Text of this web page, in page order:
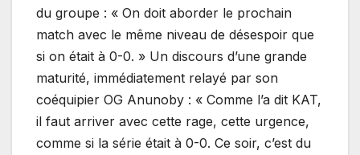
du groupe : « On doit aborder le prochain
match avec le même niveau de désespoir que
si on était à 0-0. » Un discours d’une grande
maturité, immédiatement relayé par son
coéquipier OG Anunoby : « Comme l’a dit KAT,
il faut arriver avec cette rage, cette urgence,
comme si la série était à 0-0. Ce soir, c’est du